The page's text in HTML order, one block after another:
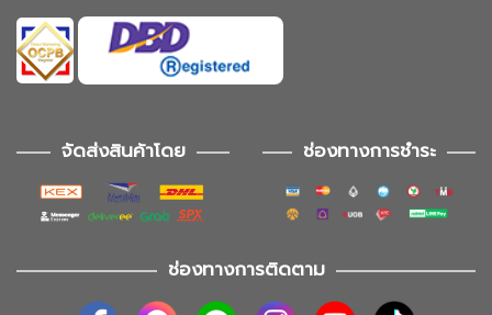
จัดส่งสินค้าโดย ช่องทางการชำระ
ช่องทางการติดตาม